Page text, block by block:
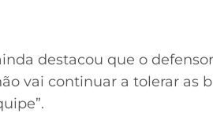
destacou que o
vai continuar a tolerar as